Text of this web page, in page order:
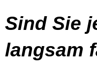
Sind Sie
langsam